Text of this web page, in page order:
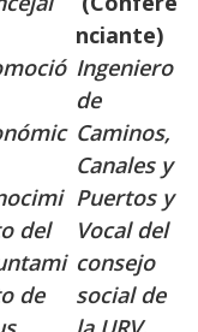
del
de
nciante)
Ingeniero
de
Caminos,
Canales y
Puertos y
Vocal del
consejo
social de